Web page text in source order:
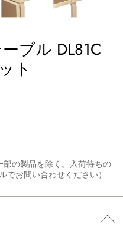
ブル DL81C
ト
の製品を除く。入荷待ちの
お問い合わせください）